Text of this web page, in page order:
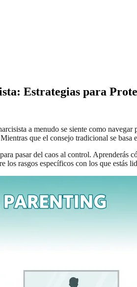
Estrategias para
a menudo se siente como
que el consejo tradicional se
pasar del caos al control.
los rasgos específicos con los que estás